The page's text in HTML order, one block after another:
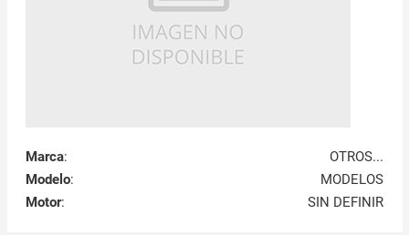
Marca:
OTROS...
Modelo:
MODELOS
Motor: SIN DEFINIR